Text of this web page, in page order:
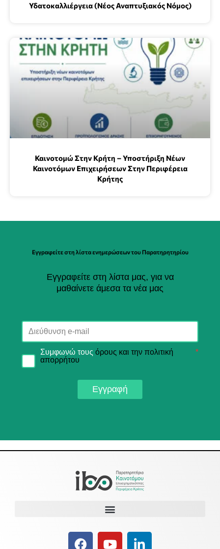
Υδατοκαλλιέργεια (Νέος Αναπτυξιακός Νόμος)
Καινοτομώ Στην Κρήτη – Υποστήριξη Νέων
Καινοτόμων Επιχειρήσεων Στην Περιφέρεια
Κρήτης
Εγγραφείτε στη λίστα ενημερώσεων του Παρατηρητηρίου
Εγγραφείτε στη λίστα μας, για να
μαθαίνετε άμεσα τα νέα μας
Συμφωνώ τους όρους και την πολιτική
απορρήτου
*
Εγγραφή